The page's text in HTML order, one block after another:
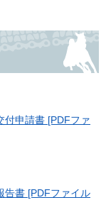
付申請書 [PDFファ
告書 [PDFファイル